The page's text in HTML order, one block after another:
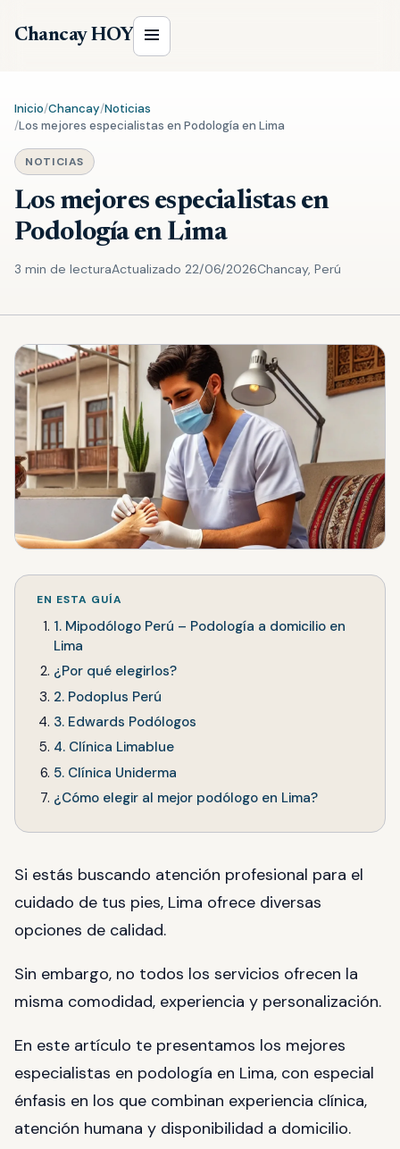
Chancay HOY
Inicio/Chancay/Noticias
/Los mejores especialistas en Podología en Lima
NOTICIAS
Los mejores especialistas en
Podología en Lima
3 min de lecturaActualizado 22/06/2026Chancay, Perú
EN ESTA GUÍA
1. Mipodólogo Perú – Podología a domicilio en
Lima
¿Por qué elegirlos?
2. Podoplus Perú
3. Edwards Podólogos
4. Clínica Limablue
5. Clínica Uniderma
¿Cómo elegir al mejor podólogo en Lima?
Si estás buscando atención profesional para el
cuidado de tus pies, Lima ofrece diversas
opciones de calidad.
Sin embargo, no todos los servicios ofrecen la
misma comodidad, experiencia y personalización.
En este artículo te presentamos los mejores
especialistas en podología en Lima, con especial
énfasis en los que combinan experiencia clínica,
atención humana y disponibilidad a domicilio.